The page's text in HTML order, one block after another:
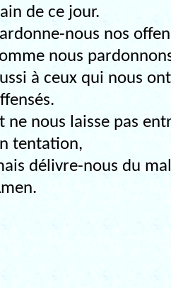
de ce jour.
nous nos
nous
à ceux qui nous ont
ne nous laisse pas
tentation,
délivre-nous du